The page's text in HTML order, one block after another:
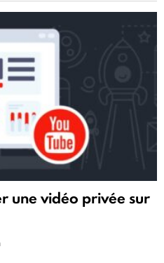
une vidéo privée sur